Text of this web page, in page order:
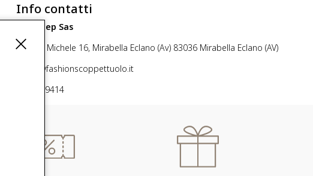
Info contatti
First step Sas
Via San Michele 16, Mirabella Eclano (Av) 83036 Mirabella Eclano (AV)
ordini@fashionscoppettuolo.it
0825449414